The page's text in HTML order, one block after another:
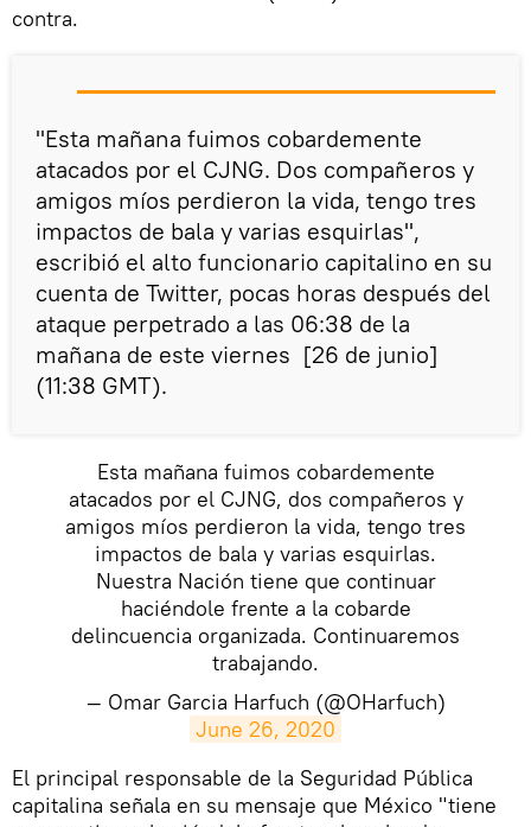
contra.
"Esta mañana fuimos cobardemente
atacados por el CJNG. Dos compañeros y
amigos míos perdieron la vida, tengo tres
impactos de bala y varias esquirlas",
escribió el alto funcionario capitalino en su
cuenta de Twitter, pocas horas después del
ataque perpetrado a las 06:38 de la
mañana de este viernes [26 de junio]
(11:38 GMT).
Esta mañana fuimos cobardemente
atacados por el CJNG, dos compañeros y
amigos míos perdieron la vida, tengo tres
impactos de bala y varias esquirlas.
Nuestra Nación tiene que continuar
haciéndole frente a la cobarde
delincuencia organizada. Continuaremos
trabajando.
— Omar Garcia Harfuch (@OHarfuch)
June 26, 2020
El principal responsable de la Seguridad Pública
capitalina señala en su mensaje que México "tiene